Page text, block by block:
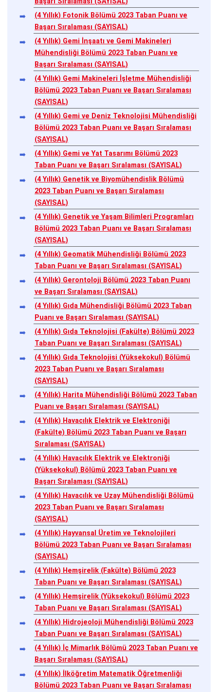
(4 Yıllık) Fotonik Bölümü 2023 Taban Puanı ve
Başarı Sıralaması (SAYISAL)
(4 Yıllık) Gemi İnşaatı ve Gemi Makineleri
Mühendisliği Bölümü 2023 Taban Puanı ve
Başarı Sıralaması (SAYISAL)
(4 Yıllık) Gemi Makineleri İşletme Mühendisliği
Bölümü 2023 Taban Puanı ve Başarı Sıralaması
(SAYISAL)
(4 Yıllık) Gemi ve Deniz Teknolojisi Mühendisliği
Bölümü 2023 Taban Puanı ve Başarı Sıralaması
(SAYISAL)
(4 Yıllık) Gemi ve Yat Tasarımı Bölümü 2023
Taban Puanı ve Başarı Sıralaması (SAYISAL)
(4 Yıllık) Genetik ve Biyomühendislik Bölümü
2023 Taban Puanı ve Başarı Sıralaması
(SAYISAL)
(4 Yıllık) Genetik ve Yaşam Bilimleri Programları
Bölümü 2023 Taban Puanı ve Başarı Sıralaması
(SAYISAL)
(4 Yıllık) Geomatik Mühendisliği Bölümü 2023
Taban Puanı ve Başarı Sıralaması (SAYISAL)
(4 Yıllık) Gerontoloji Bölümü 2023 Taban Puanı
ve Başarı Sıralaması (SAYISAL)
(4 Yıllık) Gıda Mühendisliği Bölümü 2023 Taban
Puanı ve Başarı Sıralaması (SAYISAL)
(4 Yıllık) Gıda Teknolojisi (Fakülte) Bölümü 2023
Taban Puanı ve Başarı Sıralaması (SAYISAL)
(4 Yıllık) Gıda Teknolojisi (Yüksekokul) Bölümü
2023 Taban Puanı ve Başarı Sıralaması
(SAYISAL)
(4 Yıllık) Harita Mühendisliği Bölümü 2023 Taban
Puanı ve Başarı Sıralaması (SAYISAL)
(4 Yıllık) Havacılık Elektrik ve Elektroniği
(Fakülte) Bölümü 2023 Taban Puanı ve Başarı
Sıralaması (SAYISAL)
(4 Yıllık) Havacılık Elektrik ve Elektroniği
(Yüksekokul) Bölümü 2023 Taban Puanı ve
Başarı Sıralaması (SAYISAL)
(4 Yıllık) Havacılık ve Uzay Mühendisliği Bölümü
2023 Taban Puanı ve Başarı Sıralaması
(SAYISAL)
(4 Yıllık) Hayvansal Üretim ve Teknolojileri
Bölümü 2023 Taban Puanı ve Başarı Sıralaması
(SAYISAL)
(4 Yıllık) Hemşirelik (Fakülte) Bölümü 2023
Taban Puanı ve Başarı Sıralaması (SAYISAL)
(4 Yıllık) Hemşirelik (Yüksekokul) Bölümü 2023
Taban Puanı ve Başarı Sıralaması (SAYISAL)
(4 Yıllık) Hidrojeoloji Mühendisliği Bölümü 2023
Taban Puanı ve Başarı Sıralaması (SAYISAL)
(4 Yıllık) İç Mimarlık Bölümü 2023 Taban Puanı ve
Başarı Sıralaması (SAYISAL)
(4 Yıllık) İlköğretim Matematik Öğretmenliği
Bölümü 2023 Taban Puanı ve Başarı Sıralaması